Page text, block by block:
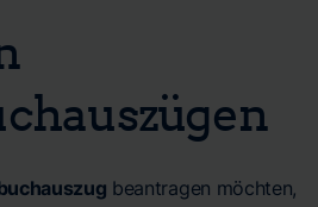
beantragen möchten,